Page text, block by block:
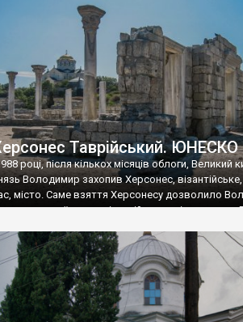
доби. Раритети викрадені з фондів
спадщини ЮНЕСКО «Херсонеса
– на виставку «Золото Візантії», але
в Україні вважають це лише […]
Таврійський. ЮНЕСКО
році, після кількох місяців облоги, Великий
Володимир захопив Херсонес,
місто. Саме взяття Херсонесу дозволило
свої умови візантійському імператору
Володимир-язичник, став Василем-
А потім було Хрещення Русі. На
Таврійського названо місто […]